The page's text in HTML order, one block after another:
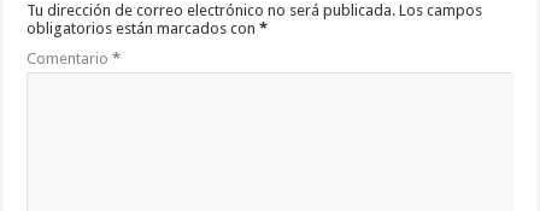
Tu dirección de correo electrónico no será publicada. Los campos
obligatorios están marcados con*
Comentario*